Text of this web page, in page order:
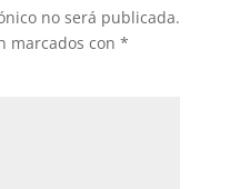
no será publicada.
marcados con *